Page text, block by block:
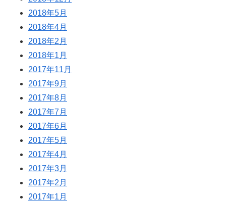
2018年5月
2018年4月
2018年2月
2018年1月
2017年11月
2017年9月
2017年8月
2017年7月
2017年6月
2017年5月
2017年4月
2017年3月
2017年2月
2017年1月